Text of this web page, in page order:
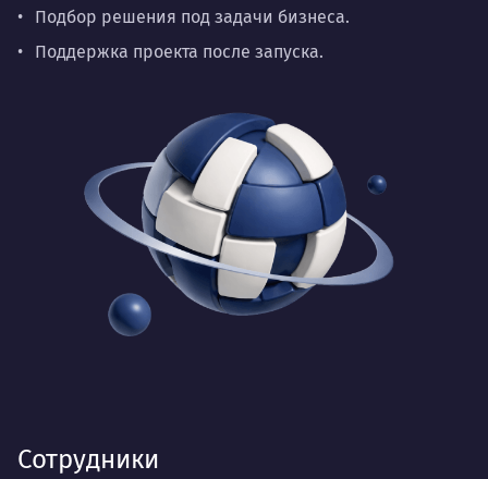
Подбор решения под задачи бизнеса.
Поддержка проекта после запуска.
Сотрудники